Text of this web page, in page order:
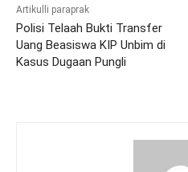
Artikulli paraprak
Polisi Telaah Bukti Transfer
Uang Beasiswa KIP Unbim di
Kasus Dugaan Pungli